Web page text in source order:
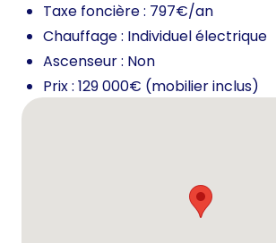
Taxe foncière : 797€/an
Chauffage : Individuel électrique
Ascenseur : Non
Prix : 129 000€ (mobilier inclus)